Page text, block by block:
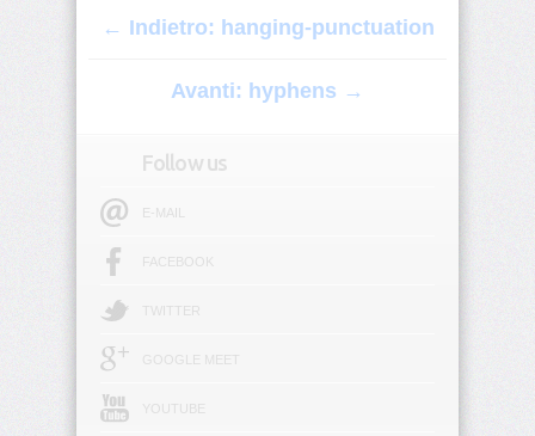
background-
repeat
background-
size
← Indietro: hanging-punctuation
Avanti: hyphens →
Follow us
E-MAIL
FACEBOOK
TWITTER
GOOGLE MEET
YOUTUBE